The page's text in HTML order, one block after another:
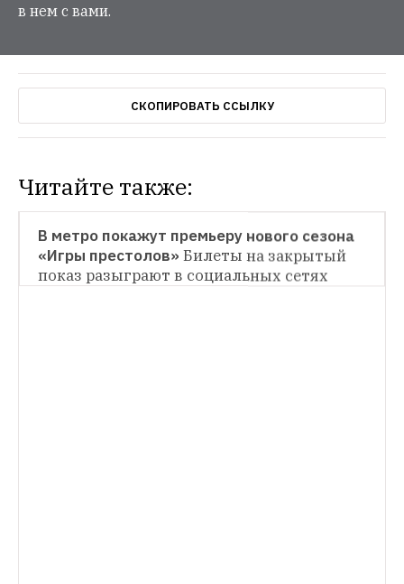
в нем с вами.
СКОПИРОВАТЬ ССЫЛКУ
Читайте также:
НОВОСТИ
НОВОСТИ
В метро покажут премьеру нового сезона
«Игры престолов» Билеты на закрытый
показ разыграют в социальных сетях